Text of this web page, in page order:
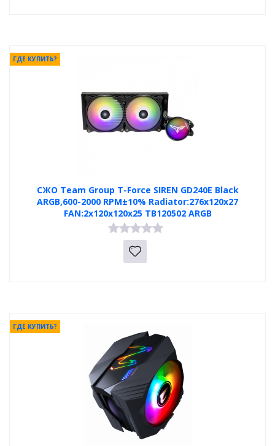
СЖО Team Group T-Force SIREN GD240E Black
ARGB,600-2000 RPM±10% Radiator:276x120x27
FAN:2x120x120x25 TB120502 ARGB
ГДЕ КУПИТЬ?
ГДЕ КУПИТЬ?